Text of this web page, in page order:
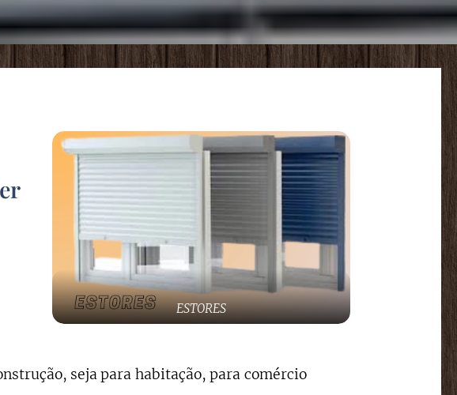
ESTORES
seja para habitação, para comércio